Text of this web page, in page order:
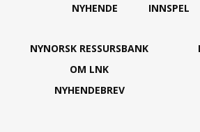
NYHENDE INNSPEL
NYNORSK RESSURSBANK
OM LNK
NYHENDEBREV